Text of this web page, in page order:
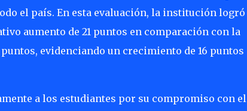
el país. En esta evaluación, la institución logró
aumento de 21 puntos en comparación con la
evidenciando un crecimiento de 16 puntos
a los estudiantes por su compromiso con el